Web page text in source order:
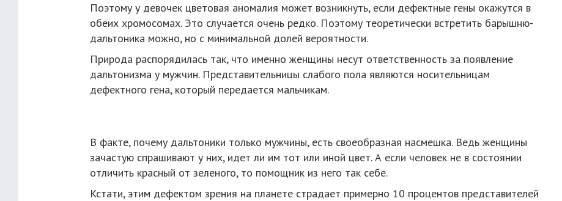
Поэтому у девочек цветовая аномалия может возникнуть, если дефектные гены окажутся в
обеих хромосомах. Это случается очень редко. Поэтому теоретически встретить барышню-
дальтоника можно, но с минимальной долей вероятности.
Природа распорядилась так, что именно женщины несут ответственность за появление
дальтонизма у мужчин. Представительницы слабого пола являются носительницам
дефектного гена, который передается мальчикам.
В факте, почему дальтоники только мужчины, есть своеобразная насмешка. Ведь женщины
зачастую спрашивают у них, идет ли им тот или иной цвет. А если человек не в состоянии
отличить красный от зеленого, то помощник из него так себе.
Кстати, этим дефектом зрения на планете страдает примерно 10 процентов представителей